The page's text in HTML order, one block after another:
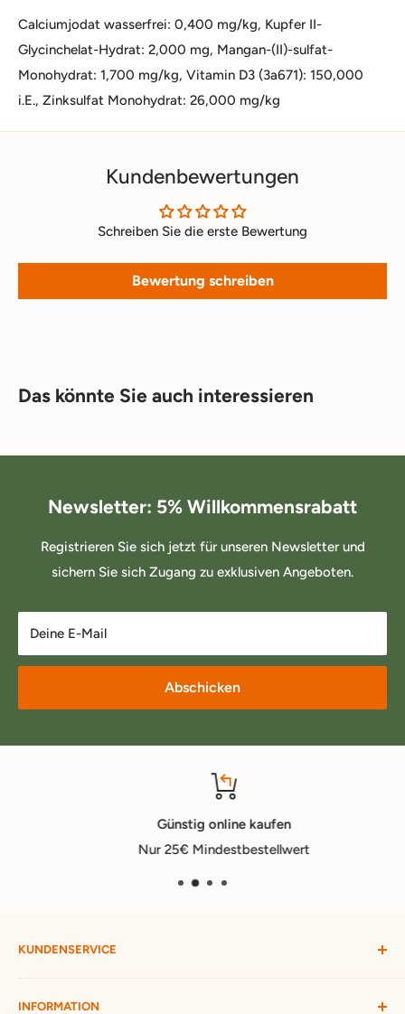
Calciumjodat wasserfrei: 0,400 mg/kg, Kupfer II-
Glycinchelat-Hydrat: 2,000 mg, Mangan-(II)-sulfat-
Monohydrat: 1,700 mg/kg, Vitamin D3 (3a671): 150,000
i.E., Zinksulfat Monohydrat: 26,000 mg/kg
Kundenbewertungen
Schreiben Sie die erste Bewertung
Bewertung schreiben
Das könnte Sie auch interessieren
Newsletter: 5% Willkommensrabatt
Registrieren Sie sich jetzt für unseren Newsletter und
sichern Sie sich Zugang zu exklusiven Angeboten.
Deine E-Mail
Abschicken
Günstig online kaufen
Nur 25€ Mindestbestellwert
KUNDENSERVICE
Mein Konto
INFORMATION